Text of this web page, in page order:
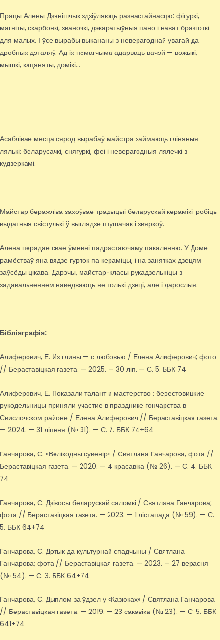
Працы Алены Дзянішчык здзіўляюць разнастайнасцю: фігуркі,
магніты, скарбонкі, званочкі, дэкаратыўныя пано і нават бразготкі
для малых. І ўсе вырабы выкананы з неверагоднай увагай да
дробных дэталяў. Ад іх немагчыма адарваць вачэй — вожыкі,
мышкі, кацяняты, домікі…
Асаблівае месца сярод вырабаў майстра займаюць гліняныя
лялькі: беларусачкі, снягуркі, феі і неверагодныя лялечкі з
кудзеркамі.
Майстар беражліва захоўвае традыцыі беларускай керамікі, робіць
выдатныя свістулькі ў выглядзе птушачак і звяркоў.
Алена перадае свае ўменні падрастаючаму пакаленню. У Доме
рамёстваў яна вядзе гурток па кераміцы, і на занятках дзецям
заўсёды цікава. Дарэчы, майстар-класы рукадзельніцы з
задавальненнем наведваюць не толькі дзеці, але і дарослыя.
Бібліяграфія:
Алиферович, Е. Из глины — с любовью / Елена Алиферович; фото
// Бераставіцкая газета. — 2025. — 30 ліп. — С. 5. ББК 74
Алиферович, Е. Показали талант и мастерство : берестовицкие
рукодельницы приняли участие в празднике гончарства в
Свислочском районе / Елена Алиферович // Бераставіцкая газета.
— 2024. — 31 ліпеня (№ 31). — С. 7. ББК 74+64
Ганчарова, С. «Велікодны сувенір» / Святлана Ганчарова; фота //
Бераставіцкая газета. — 2020. — 4 красавіка (№ 26). — С. 4. ББК
74
Ганчарова, С. Дзівосы беларускай саломкі / Святлана Ганчарова;
фота // Бераставіцкая газета. — 2023. — 1 лістапада (№ 59). — С.
5. ББК 64+74
Ганчарова, С. Дотык да культурнай спадчыны / Святлана
Ганчарова; фота // Бераставіцкая газета. — 2023. — 27 верасня
(№ 54). — С. 3. ББК 64+74
Ганчарова, С. Дыплом за ўдзел у «Казюках» / Святлана Ганчарова
// Бераставіцкая газета. — 2019. — 23 сакавіка (№ 23). — С. 5. ББК
641+74